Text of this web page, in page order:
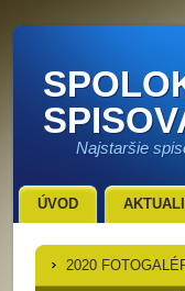
Najstaršie
2020
ÚVOD